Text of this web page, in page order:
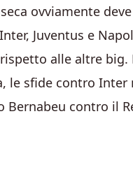
ovviamente
Juventus e
alle altre big.
sfide contro Inter
contro il